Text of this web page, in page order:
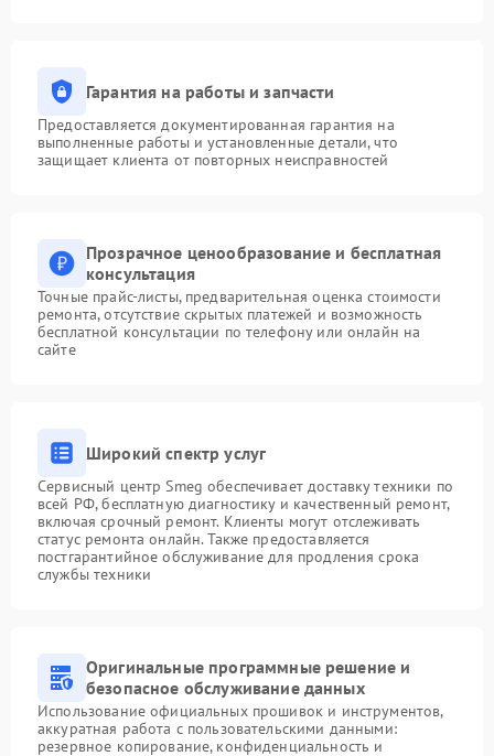
Гарантия на работы и запчасти
Предоставляется документированная гарантия на
выполненные работы и установленные детали, что
защищает клиента от повторных неисправностей
Прозрачное ценообразование и бесплатная
консультация
Точные прайс-листы, предварительная оценка стоимости
ремонта, отсутствие скрытых платежей и возможность
бесплатной консультации по телефону или онлайн на
сайте
Широкий спектр услуг
Сервисный центр Smeg обеспечивает доставку техники по
всей РФ, бесплатную диагностику и качественный ремонт,
включая срочный ремонт. Клиенты могут отслеживать
статус ремонта онлайн. Также предоставляется
постгарантийное обслуживание для продления срока
службы техники
Оригинальные программные решение и
безопасное обслуживание данных
Использование официальных прошивок и инструментов,
аккуратная работа с пользовательскими данными:
резервное копирование, конфиденциальность и